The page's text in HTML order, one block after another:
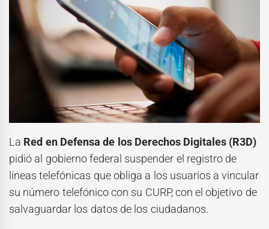
La Red en Defensa de los Derechos Digitales (R3D)
pidió al gobierno federal suspender el registro de
líneas telefónicas que obliga a los usuarios a vincular
su número telefónico con su CURP, con el objetivo de
salvaguardar los datos de los ciudadanos.